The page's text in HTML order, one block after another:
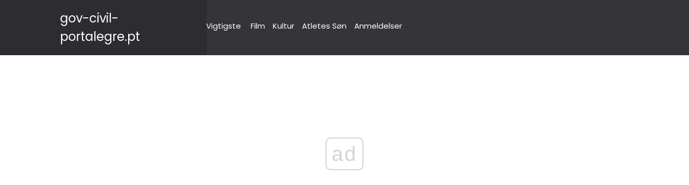
gov-civil-
portalegre.pt
Vigtigste Film Kultur Atletes Søn Anmeldelser
ad